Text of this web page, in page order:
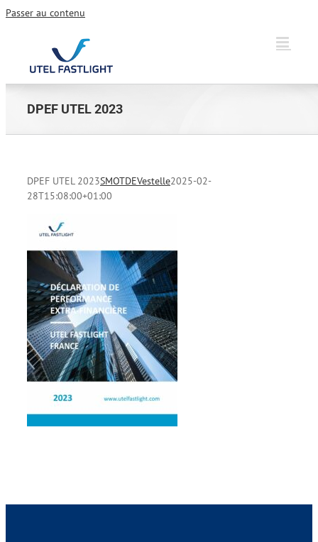
Passer au contenu
DPEF UTEL 2023
DPEF UTEL 2023SMOTDEVestelle2025-02-
28T15:08:00+01:00